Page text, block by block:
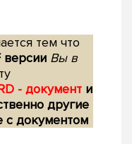
тем что
версии Вы в
- документ и
другие
с документом